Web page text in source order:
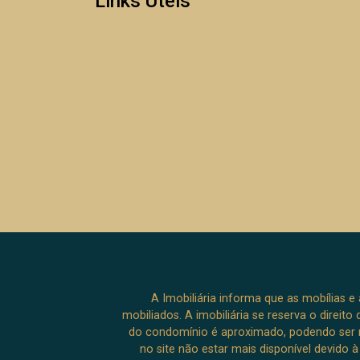
garantindo segurança e comodidade.
A Imobiliária informa que as mobílias
mobiliados. A imobiliária se reserva o
do condomínio é aproximado, podendo
no site não estar mais disponível devido